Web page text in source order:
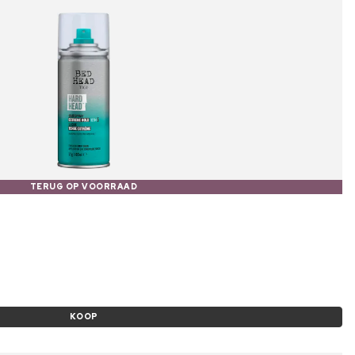
TERUG OP VOORRAAD
KOOP